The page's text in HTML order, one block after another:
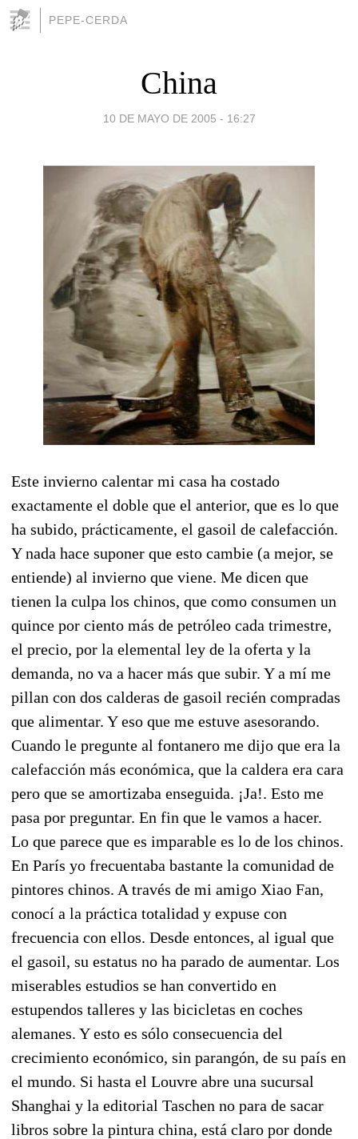
PEPE-CERDA
China
10 DE MAYO DE 2005 - 16:27
Este invierno calentar mi casa ha costado
exactamente el doble que el anterior, que es lo que
ha subido, prácticamente, el gasoil de calefacción.
Y nada hace suponer que esto cambie (a mejor, se
entiende) al invierno que viene. Me dicen que
tienen la culpa los chinos, que como consumen un
quince por ciento más de petróleo cada trimestre,
el precio, por la elemental ley de la oferta y la
demanda, no va a hacer más que subir. Y a mí me
pillan con dos calderas de gasoil recién compradas
que alimentar. Y eso que me estuve asesorando.
Cuando le pregunte al fontanero me dijo que era la
calefacción más económica, que la caldera era cara
pero que se amortizaba enseguida. ¡Ja!. Esto me
pasa por preguntar. En fin que le vamos a hacer.
Lo que parece que es imparable es lo de los chinos.
En París yo frecuentaba bastante la comunidad de
pintores chinos. A través de mi amigo Xiao Fan,
conocí a la práctica totalidad y expuse con
frecuencia con ellos. Desde entonces, al igual que
el gasoil, su estatus no ha parado de aumentar. Los
miserables estudios se han convertido en
estupendos talleres y las bicicletas en coches
alemanes. Y esto es sólo consecuencia del
crecimiento económico, sin parangón, de su país en
el mundo. Si hasta el Louvre abre una sucursal
Shanghai y la editorial Taschen no para de sacar
libros sobre la pintura china, está claro por donde